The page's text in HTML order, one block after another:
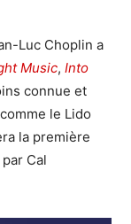
Luc Choplin a
Music, Into
connue et
le Lido
la première
Cal